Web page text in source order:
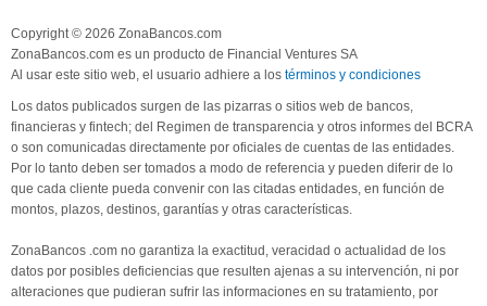
Copyright © 2026 ZonaBancos.com
ZonaBancos.com es un producto de Financial Ventures SA
Al usar este sitio web, el usuario adhiere a los términos y condiciones
Los datos publicados surgen de las pizarras o sitios web de bancos,
financieras y fintech; del Regimen de transparencia y otros informes del BCRA
o son comunicadas directamente por oficiales de cuentas de las entidades.
Por lo tanto deben ser tomados a modo de referencia y pueden diferir de lo
que cada cliente pueda convenir con las citadas entidades, en función de
montos, plazos, destinos, garantías y otras características.
ZonaBancos .com no garantiza la exactitud, veracidad o actualidad de los
datos por posibles deficiencias que resulten ajenas a su intervención, ni por
alteraciones que pudieran sufrir las informaciones en su tratamiento, por